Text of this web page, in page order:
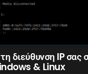
διεύθυνση IP σας
& Linux